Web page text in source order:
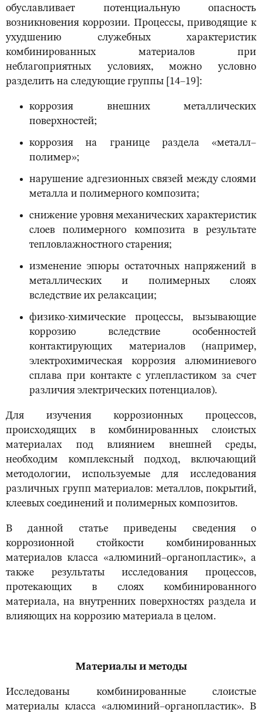
обуславливает потенциальную опасность
возникновения коррозии. Процессы, приводящие к
ухудшению служебных характеристик
комбинированных материалов при
неблагоприятных условиях, можно условно
разделить на следующие группы [14–19]:
коррозия внешних металлических
поверхностей;
коррозия на границе раздела «металл–
полимер»;
нарушение адгезионных связей между слоями
металла и полимерного композита;
снижение уровня механических характеристик
слоев полимерного композита в результате
тепловлажностного старения;
изменение эпюры остаточных напряжений в
металлических и полимерных слоях
вследствие их релаксации;
физико-химические процессы, вызывающие
коррозию вследствие особенностей
контактирующих материалов (например,
электрохимическая коррозия алюминиевого
сплава при контакте с углепластиком за счет
различия электрических потенциалов).
Для изучения коррозионных процессов,
происходящих в комбинированных слоистых
материалах под влиянием внешней среды,
необходим комплексный подход, включающий
методологии, используемые для исследования
различных групп материалов: металлов, покрытий,
клеевых соединений и полимерных композитов.
В данной статье приведены сведения о
коррозионной стойкости комбинированных
материалов класса «алюминий–органопластик», а
также результаты исследования процессов,
протекающих в слоях комбинированного
материала, на внутренних поверхностях раздела и
влияющих на коррозию материала в целом.
Материалы и методы
Исследованы комбинированные слоистые
материалы класса «алюминий–органопластик». В